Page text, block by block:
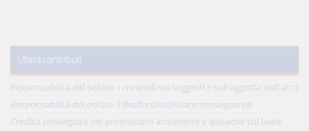
Ultimi contributi
Responsabilità del notaio: i controlli sui soggetti e sull'oggetto dell'atto
Responsabilità del notaio: l'illecito disciplinare conseguente
Credito privilegiato del promissario acquirente e ipoteche sul bene